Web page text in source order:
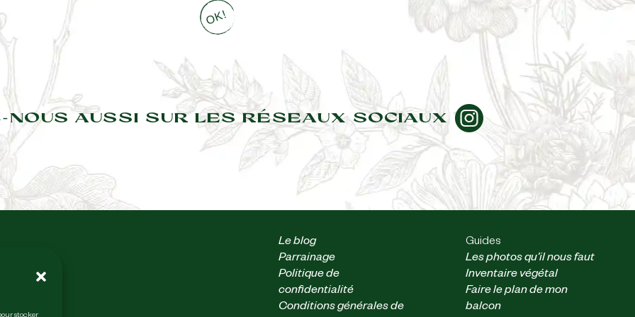
NOUS AUSSI SUR LES RÉSEAUX SOCIAUX
Le blog
Parrainage
Politique de
confidentialité
Conditions générales de
Guides
Les photos qu’il nous faut
Inventaire végétal
Faire le plan de mon
balcon